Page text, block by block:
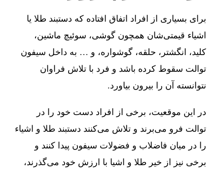
برای بسیاری از افراد اتفاق افتاده که دستبند طلا یا
اشیاء قیمتی‌شان همچون گوشی، سوئیچ ماشین،
کلید، انگشتر، حلقه، گوشواره، و … به داخل سیفون
توالت سقوط کرده باشد و فرد با تلاش فراوان
نتوانسته آن را بیرون بیاورد.
در این موقعیت، برخی از افراد دست خود را در
توالت فرو می‌برند و تلاش می‌کنند دستبند طلا و اشیاء
را در میان فاضلاب و فضولات سیفون پیدا کنند و
برخی نیز از خیر طلا و اشیا با ارزش خود می‌گذرند،